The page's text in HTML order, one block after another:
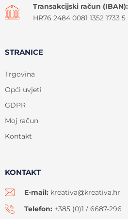
Transakcijski račun (IBAN):
HR76 2484 0081 1352 1733 5
STRANICE
Trgovina
Opći uvjeti
GDPR
Moj račun
Kontakt
KONTAKT
E-mail: kreativa@kreativa.hr
Telefon: +385 (0)1 / 6687-296